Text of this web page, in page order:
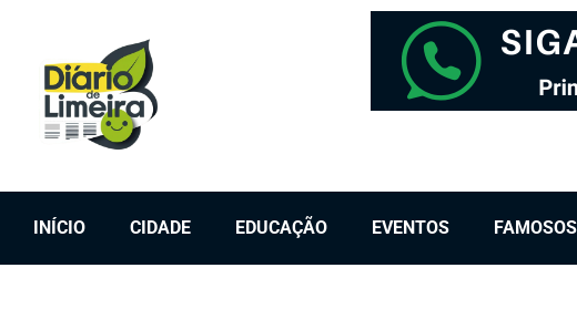
INÍCIO CIDADE EDUCAÇÃO EVENTOS FAMOSOS